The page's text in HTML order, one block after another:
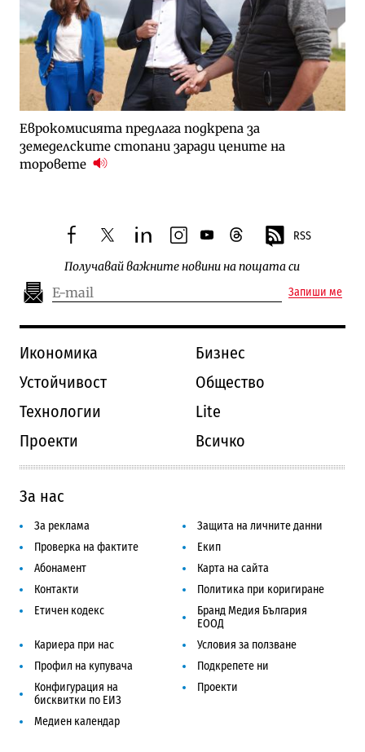
Еврокомисията предлага подкрепа за
земеделските стопани заради цените на
торовете
facebooktwitterlinkedininstagram
youtubethreads RSS
Получавай важните новини на пощата си
Запиши ме
Икономика
Бизнес
Устойчивост
Общество
Технологии
Lite
Проекти
Всичко
За нас
За реклама
Защита на личните данни
Проверка на фактите
Екип
Абонамент
Карта на сайта
Контакти
Политика при коригиране
Етичен кодекс
Бранд Медия България
ЕООД
Кариера при нас
Условия за ползване
Профил на купувача
Подкрепете ни
Конфигурация на
бисквитки по ЕИЗ
Проекти
Медиен календар